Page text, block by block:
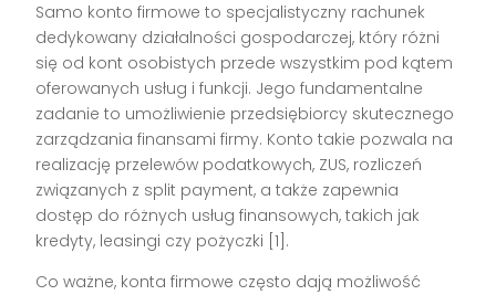
Samo konto firmowe to specjalistyczny rachunek
dedykowany działalności gospodarczej, który różni
się od kont osobistych przede wszystkim pod kątem
oferowanych usług i funkcji. Jego fundamentalne
zadanie to umożliwienie przedsiębiorcy skutecznego
zarządzania finansami firmy. Konto takie pozwala na
realizację przelewów podatkowych, ZUS, rozliczeń
związanych z split payment, a także zapewnia
dostęp do różnych usług finansowych, takich jak
kredyty, leasingi czy pożyczki [1].
Co ważne, konta firmowe często dają możliwość